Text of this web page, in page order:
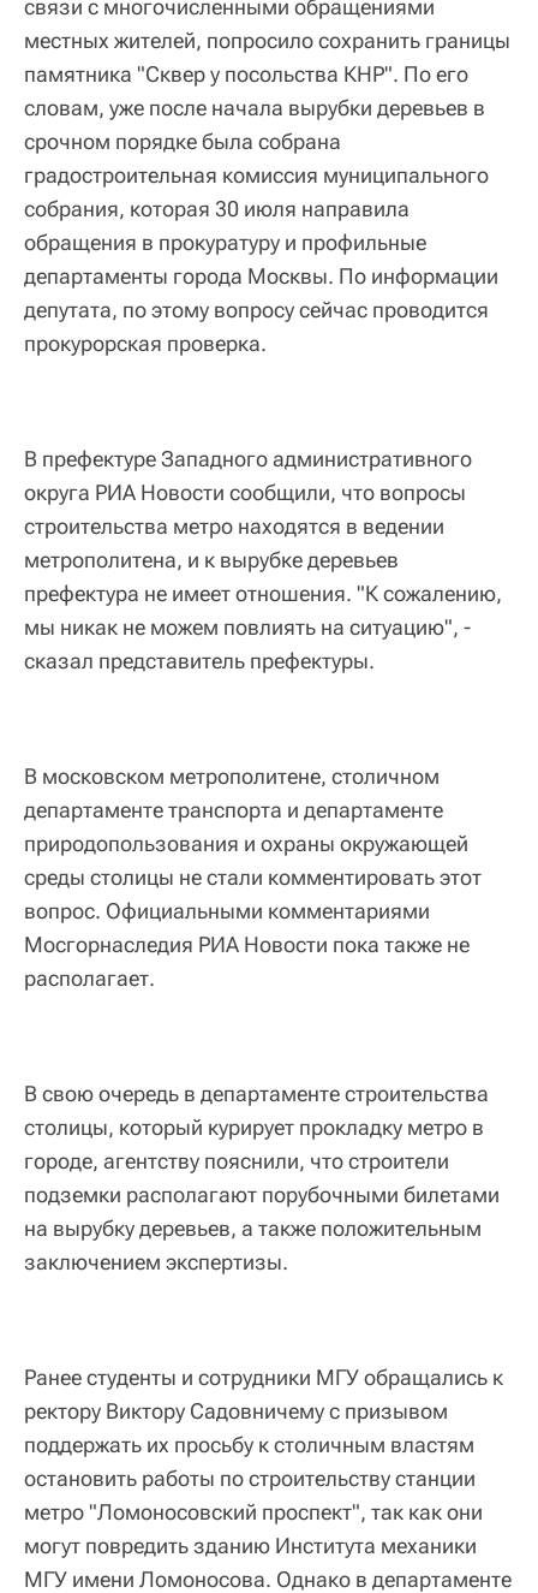
связи с многочисленными обращениями
местных жителей, попросило сохранить границы
памятника "Сквер у посольства КНР". По его
словам, уже после начала вырубки деревьев в
срочном порядке была собрана
градостроительная комиссия муниципального
собрания, которая 30 июля направила
обращения в прокуратуру и профильные
департаменты города Москвы. По информации
депутата, по этому вопросу сейчас проводится
прокурорская проверка.
В префектуре Западного административного
округа РИА Новости сообщили, что вопросы
строительства метро находятся в ведении
метрополитена, и к вырубке деревьев
префектура не имеет отношения. "К сожалению,
мы никак не можем повлиять на ситуацию", -
сказал представитель префектуры.
В московском метрополитене, столичном
департаменте транспорта и департаменте
природопользования и охраны окружающей
среды столицы не стали комментировать этот
вопрос. Официальными комментариями
Мосгорнаследия РИА Новости пока также не
располагает.
В свою очередь в департаменте строительства
столицы, который курирует прокладку метро в
городе, агентству пояснили, что строители
подземки располагают порубочными билетами
на вырубку деревьев, а также положительным
заключением экспертизы.
Ранее студенты и сотрудники МГУ обращались к
ректору Виктору Садовничему с призывом
поддержать их просьбу к столичным властям
остановить работы по строительству станции
метро "Ломоносовский проспект", так как они
могут повредить зданию Института механики
МГУ имени Ломоносова. Однако в департаменте